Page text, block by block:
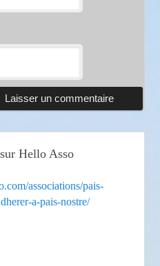
Hello Asso
associations/pais-
a-pais-nostre/